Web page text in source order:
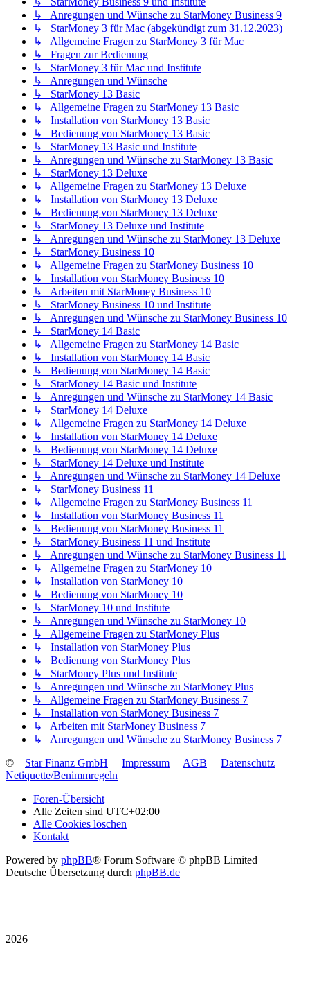
↳ Anregungen und Wünsche zu StarMoney Business 9
↳ StarMoney 3 für Mac (abgekündigt zum 31.12.2023)
↳ Allgemeine Fragen zu StarMoney 3 für Mac
↳ Fragen zur Bedienung
↳ StarMoney 3 für Mac und Institute
↳ Anregungen und Wünsche
↳ StarMoney 13 Basic
↳ Allgemeine Fragen zu StarMoney 13 Basic
↳ Installation von StarMoney 13 Basic
↳ Bedienung von StarMoney 13 Basic
↳ StarMoney 13 Basic und Institute
↳ Anregungen und Wünsche zu StarMoney 13 Basic
↳ StarMoney 13 Deluxe
↳ Allgemeine Fragen zu StarMoney 13 Deluxe
↳ Installation von StarMoney 13 Deluxe
↳ Bedienung von StarMoney 13 Deluxe
↳ StarMoney 13 Deluxe und Institute
↳ Anregungen und Wünsche zu StarMoney 13 Deluxe
↳ StarMoney Business 10
↳ Allgemeine Fragen zu StarMoney Business 10
↳ Installation von StarMoney Business 10
↳ Arbeiten mit StarMoney Business 10
↳ StarMoney Business 10 und Institute
↳ Anregungen und Wünsche zu StarMoney Business 10
↳ StarMoney 14 Basic
↳ Allgemeine Fragen zu StarMoney 14 Basic
↳ Installation von StarMoney 14 Basic
↳ Bedienung von StarMoney 14 Basic
↳ StarMoney 14 Basic und Institute
↳ Anregungen und Wünsche zu StarMoney 14 Basic
↳ StarMoney 14 Deluxe
↳ Allgemeine Fragen zu StarMoney 14 Deluxe
↳ Installation von StarMoney 14 Deluxe
↳ Bedienung von StarMoney 14 Deluxe
↳ StarMoney 14 Deluxe und Institute
↳ Anregungen und Wünsche zu StarMoney 14 Deluxe
↳ StarMoney Business 11
↳ Allgemeine Fragen zu StarMoney Business 11
↳ Installation von StarMoney Business 11
↳ Bedienung von StarMoney Business 11
↳ StarMoney Business 11 und Institute
↳ Anregungen und Wünsche zu StarMoney Business 11
↳ Allgemeine Fragen zu StarMoney 10
↳ Installation von StarMoney 10
↳ Bedienung von StarMoney 10
↳ StarMoney 10 und Institute
↳ Anregungen und Wünsche zu StarMoney 10
↳ Allgemeine Fragen zu StarMoney Plus
↳ Installation von StarMoney Plus
↳ Bedienung von StarMoney Plus
↳ StarMoney Plus und Institute
↳ Anregungen und Wünsche zu StarMoney Plus
↳ Allgemeine Fragen zu StarMoney Business 7
↳ Installation von StarMoney Business 7
↳ Arbeiten mit StarMoney Business 7
↳ Anregungen und Wünsche zu StarMoney Business 7
©
Star Finanz GmbH Impressum AGB
Datenschutz
Netiquette/Benimmregeln
Foren-Übersicht
Alle Zeiten sind UTC+02:00
Alle Cookies löschen
Kontakt
Powered by phpBB® Forum Software © phpBB Limited
Deutsche Übersetzung durch phpBB.de
2026